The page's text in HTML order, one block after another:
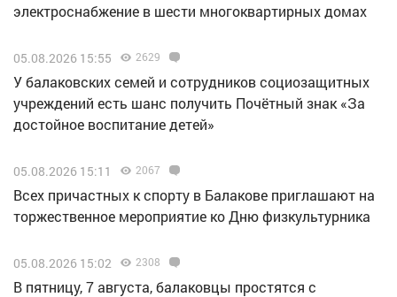
электроснабжение в шести многоквартирных домах
05.08.2026 15:55 2629
У балаковских семей и сотрудников социозащитных
учреждений есть шанс получить Почётный знак «За
достойное воспитание детей»
05.08.2026 15:11 2067
Всех причастных к спорту в Балакове приглашают на
торжественное мероприятие ко Дню физкультурника
05.08.2026 15:02 2308
В пятницу, 7 августа, балаковцы простятся с